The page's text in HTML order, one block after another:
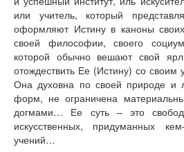
или учитель, который
оформляют Истину в каноны
своей философии, своего
которой обычно вешают свой
отождествить Ее (Истину) со
Она духовна по своей природе
форм, не ограничена
догмами… Ее суть – это
искусственных, придуманных
учений…